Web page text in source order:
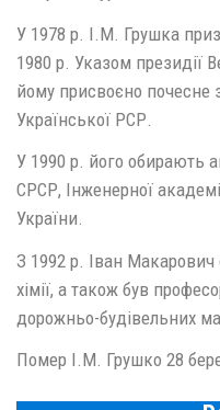
У 1978 р. І.М. Грушка
1980 р. Указом президії
йому присвоєно почесне
Української РСР.
У 1990 р. його обирають
СРСР, Інженерної
України.
З 1992 р. Іван Макарович
хімії, а також був
дорожньо-будівельних
Помер І.М. Грушко 28